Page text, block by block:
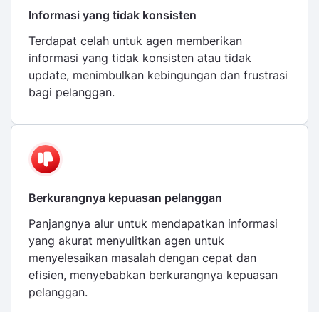
Informasi yang tidak konsisten
Terdapat celah untuk agen memberikan
informasi yang tidak konsisten atau tidak
update, menimbulkan kebingungan dan frustrasi
bagi pelanggan.
Berkurangnya kepuasan pelanggan
Panjangnya alur untuk mendapatkan informasi
yang akurat menyulitkan agen untuk
menyelesaikan masalah dengan cepat dan
efisien, menyebabkan berkurangnya kepuasan
pelanggan.